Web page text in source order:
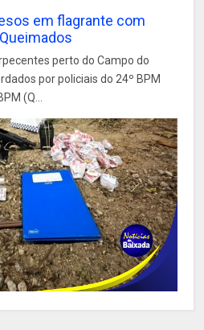
em flagrante com
perto do Campo do
por policiais do 24º BPM
(Q...